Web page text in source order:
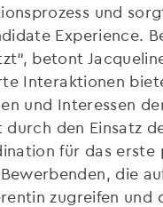
und
Experience.
betont
Interaktionen
und Interessen
durch den Einsatz
für das erste
die
zugreifen und